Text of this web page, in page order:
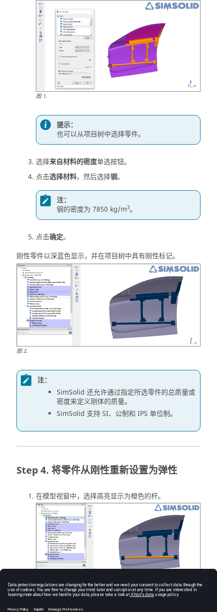
图1.
提示：
也可以从项目树中选择零件。
选择来自材料的密度单选按钮。
点击选择材料，然后选择钢。
注：
钢的密度为 7850 kg/m3。
点击确定。
刚性零件以深蓝色显示，并在项目树中具有刚性标记。
图2.
注：
SimSolid 还允许通过指定所选零件的总质量或
密度来定义刚体的质量。
SimSolid 支持 SI、公制和 IPS 单位制。
将零件从刚性重新设置为弹性
在模型视窗中，选择高亮显示为橙色的杆。
图3.